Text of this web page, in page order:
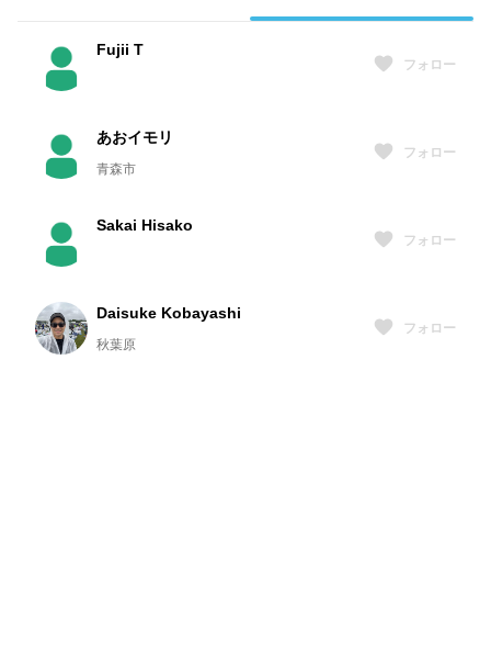
Fujii T
フォロー
あおイモリ
青森市
フォロー
Sakai Hisako
フォロー
Daisuke Kobayashi
秋葉原
フォロー